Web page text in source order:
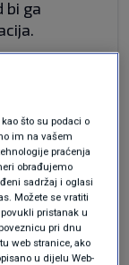
bi ga
8 mjeseci
Ništa mu
da je
što su podaci o
im na vašem
praćenja
obrađujemo
sadržaj i oglasi
Možete se vratiti
pristanak u
pri dnu
web stranice, ako
u dijelu Web-